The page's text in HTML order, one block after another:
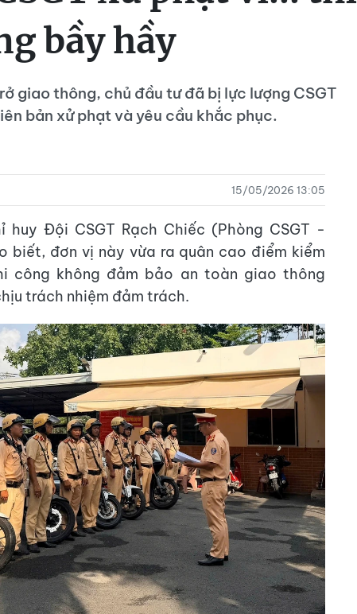
bầy hầy
giao thông, chủ đầu tư đã bị lực lượng CSGT
bản xử phạt và yêu cầu khắc phục.
15/05/2026 13:05
Đội CSGT Rạch Chiếc (Phòng CSGT -
biết, đơn vị này vừa ra quân cao điểm kiểm
công không đảm bảo an toàn giao thông
trách nhiệm đảm trách.